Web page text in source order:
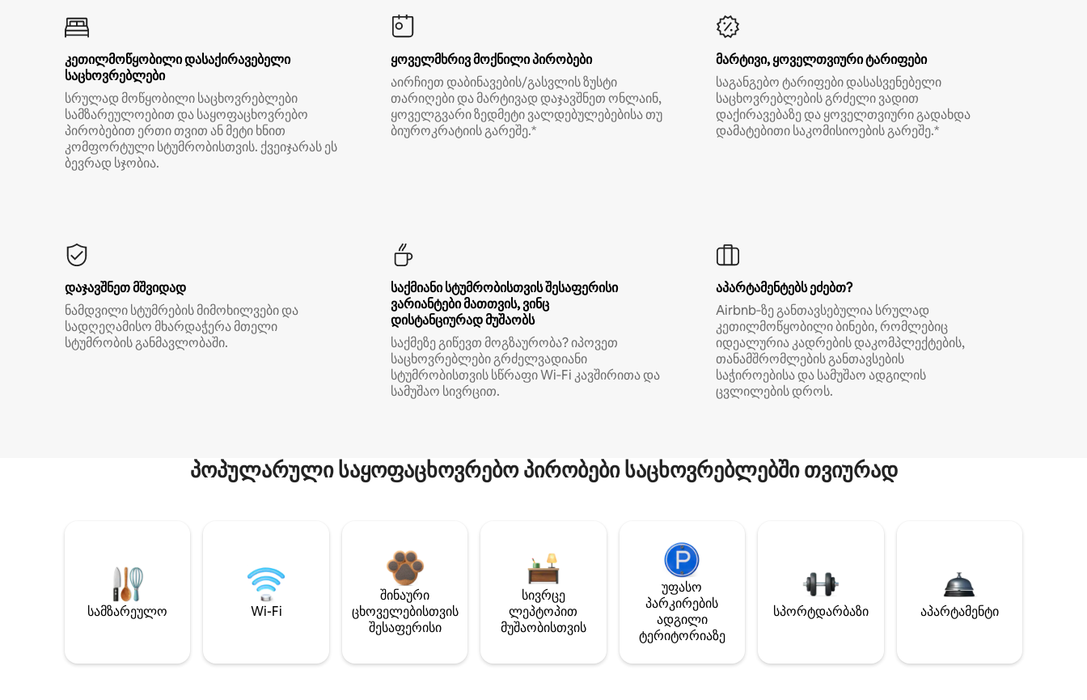
კეთილმოწყობილი დასაქირავებელი
საცხოვრებლები
სრულად მოწყობილი საცხოვრებლები
სამზარეულოებით და საყოფაცხოვრებო
პირობებით ერთი თვით ან მეტი ხნით
კომფორტული სტუმრობისთვის. ქვეიჯარას ეს
ბევრად სჯობია.
ყოველმხრივ მოქნილი პირობები
აირჩიეთ დაბინავების/გასვლის ზუსტი
თარიღები და მარტივად დაჯავშნეთ ონლაინ,
ყოველგვარი ზედმეტი ვალდებულებებისა თუ
ბიუროკრატიის გარეშე.*
მარტივი, ყოველთვიური ტარიფები
საგანგებო ტარიფები დასასვენებელი
საცხოვრებლების გრძელი ვადით
დაქირავებაზე და ყოველთვიური გადახდა
დამატებითი საკომისიოების გარეშე.*
დაჯავშნეთ მშვიდად
ნამდვილი სტუმრების მიმოხილვები და
სადღეღამისო მხარდაჭერა მთელი
სტუმრობის განმავლობაში.
საქმიანი სტუმრობისთვის შესაფერისი
ვარიანტები მათთვის, ვინც
დისტანციურად მუშაობს
საქმეზე გიწევთ მოგზაურობა? იპოვეთ
საცხოვრებლები გრძელვადიანი
სტუმრობისთვის სწრაფი Wi‑Fi კავშირითა და
სამუშაო სივრცით.
აპარტამენტებს ეძებთ?
Airbnb‑ზე განთავსებულია სრულად
კეთილმოწყობილი ბინები, რომლებიც
იდეალურია კადრების დაკომპლექტების,
თანამშრომლების განთავსების
საჭიროებისა და სამუშაო ადგილის
ცვლილების დროს.
პოპულარული საყოფაცხოვრებო პირობები საცხოვრებლებში თვიურად
სამზარეულო Wi-Fi
შინაური
ცხოველებისთვის
შესაფერისი
სივრცე
ლეპტოპით
მუშაობისთვის
უფასო
პარკირების
ადგილი
ტერიტორიაზე
სპორტდარბაზი აპარტამენტი